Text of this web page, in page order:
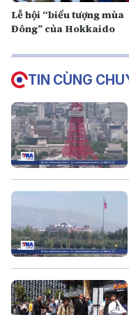
Lễ hội “biểu tượng mùa
Đông” của Hokkaido
TIN CÙNG